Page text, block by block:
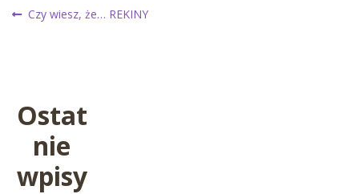
Nawigacja
Poprzedni
Czy wiesz, że… REKINY
Ostat
nie
wpisy